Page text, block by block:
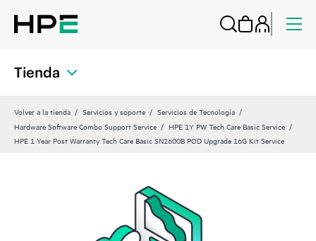
Tienda
Volver a la tienda Servicios y soporte
Servicios de Tecnología
Hardware Software Combo Support Service
HPE 1Y PW Tech Care Basic Service
HPE 1 Year Post Warranty Tech Care Basic SN2600B POD Upgrade 16G Kit Service